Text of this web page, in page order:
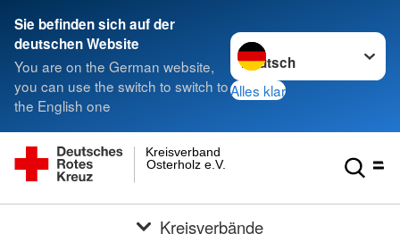
Sie befinden sich auf der
deutschen Website
You are on the German website,
you can use the switch to switch to
the English one
Sprache wechseln zu
Alles klar
Osterholz e.V.
Kreisverband
Kreisverbände